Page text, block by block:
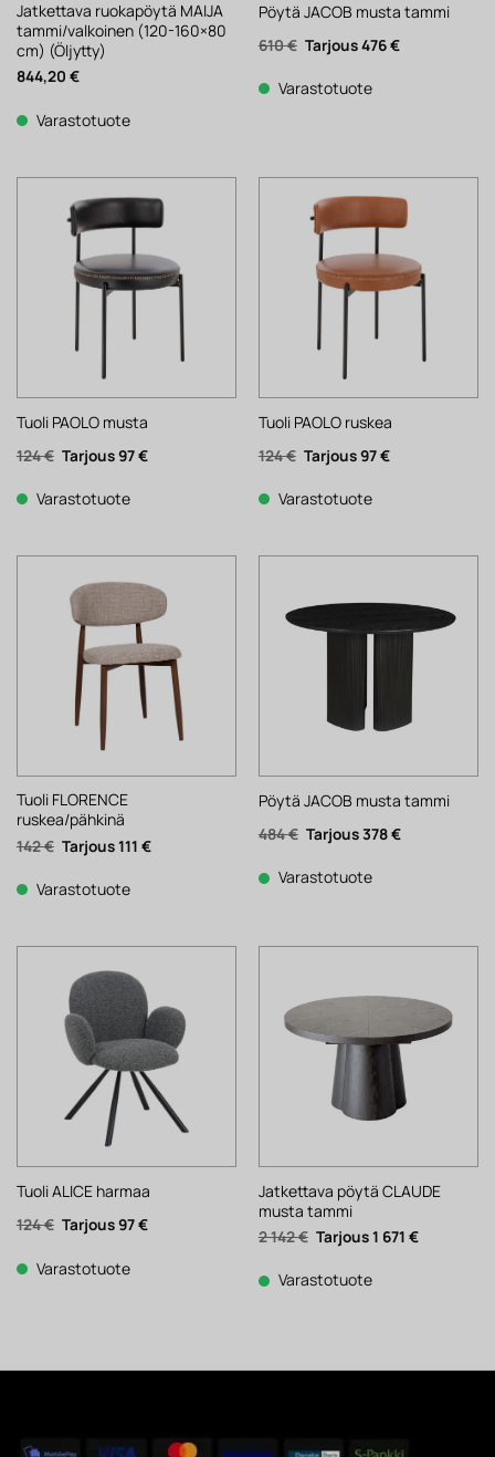
Jatkettava ruokapöytä MAIJA
tammi/valkoinen (120-160×80
cm) (Öljytty)
844,20 €
Varastotuote
Pöytä JACOB musta tammi
610€ Alkuperäinen
hinta
610 €.
476€Nykyinen
Varastotuote
Tuoli PAOLO musta
124€ Alkuperäinen
hinta
124 €.
97€Nykyinen
Varastotuote
Tuoli PAOLO ruskea
124€ Alkuperäinen
hinta
124 €.
97€Nykyinen
Varastotuote
Tuoli FLORENCE
ruskea/pähkinä
142€ Alkuperäinen
hinta
142 €.
111 €Nykyinen
Varastotuote
Pöytä JACOB musta tammi
484€ Alkuperäinen
hinta
484 €.
378€Nykyinen
Varastotuote
Tuoli ALICE harmaa
124€ Alkuperäinen
hinta
124 €.
97€Nykyinen
Varastotuote
Jatkettava pöytä CLAUDE
musta tammi
2 142€ Alkuperäinen
hinta
2
142 €.
1 671 €Nykyinen
Varastotuote